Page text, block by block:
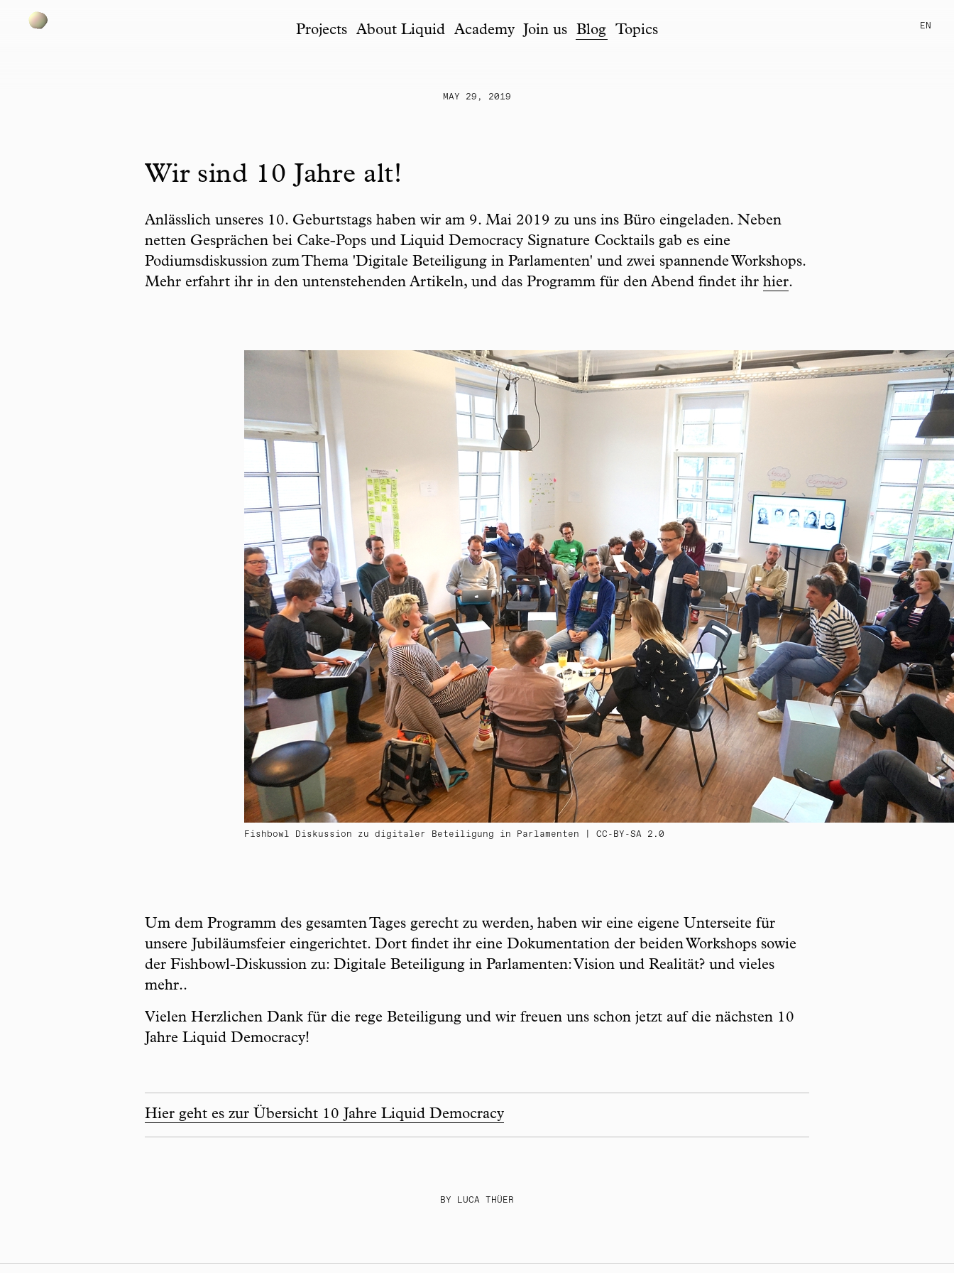
Projects About Liquid Academy Join us Blog Topics EN
MAY 29, 2019
Wir sind 10 Jahre alt!
Anlässlich unseres 10. Geburtstags haben wir am 9. Mai 2019 zu uns ins Büro eingeladen. Neben
netten Gesprächen bei Cake-Pops und Liquid Democracy Signature Cocktails gab es eine
Podiumsdiskussion zum Thema 'Digitale Beteiligung in Parlamenten' und zwei spannende Workshops.
Mehr erfahrt ihr in den untenstehenden Artikeln, und das Programm für den Abend findet ihr hier.
Fishbowl Diskussion zu digitaler Beteiligung in Parlamenten | CC-BY-SA 2.0
Um dem Programm des gesamten Tages gerecht zu werden, haben wir eine eigene Unterseite für
unsere Jubiläumsfeier eingerichtet. Dort findet ihr eine Dokumentation der beiden Workshops sowie
der Fishbowl-Diskussion zu: Digitale Beteiligung in Parlamenten: Vision und Realität? und vieles
mehr..
Vielen Herzlichen Dank für die rege Beteiligung und wir freuen uns schon jetzt auf die nächsten 10
Jahre Liquid Democracy!
Hier geht es zur Übersicht 10 Jahre Liquid Democracy
BY LUCA THÜER